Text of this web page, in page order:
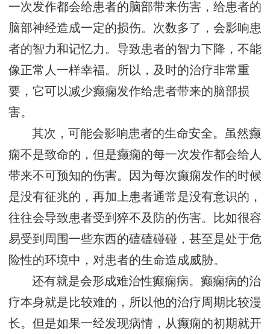
一次发作都会给患者的脑部带来伤害，给患者的
脑部神经造成一定的损伤。次数多了，会影响患
者的智力和记忆力。导致患者的智力下降，不能
像正常人一样幸福。所以，及时的治疗非常重
要，它可以减少癫痫发作给患者带来的脑部损
害。
其次，可能会影响患者的生命安全。虽然癫
痫不是致命的，但是癫痫的每一次发作都会给人
带来不可预知的伤害。因为每次癫痫发作的时候
是没有征兆的，再加上患者通常是没有意识的，
往往会导致患者受到猝不及防的伤害。比如很容
易受到周围一些东西的磕磕碰碰，甚至是处于危
险性的环境中，对患者的生命造成威胁。
还有就是会形成难治性癫痫病。癫痫病的治
疗本身就是比较难的，所以他的治疗周期比较漫
长。但是如果一经发现病情，从癫痫的初期就开